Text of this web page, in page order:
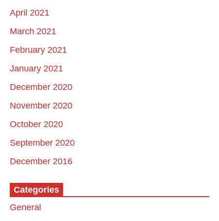
April 2021
March 2021
February 2021
January 2021
December 2020
November 2020
October 2020
September 2020
December 2016
Categories
General